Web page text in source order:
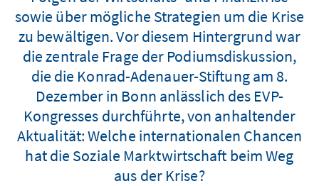
sowie über mögliche Strategien um die Krise
zu bewältigen. Vor diesem Hintergrund war
die zentrale Frage der Podiumsdiskussion,
die die Konrad-Adenauer-Stiftung am 8.
Dezember in Bonn anlässlich des EVP-
Kongresses durchführte, von anhaltender
Aktualität: Welche internationalen Chancen
hat die Soziale Marktwirtschaft beim Weg
aus der Krise?